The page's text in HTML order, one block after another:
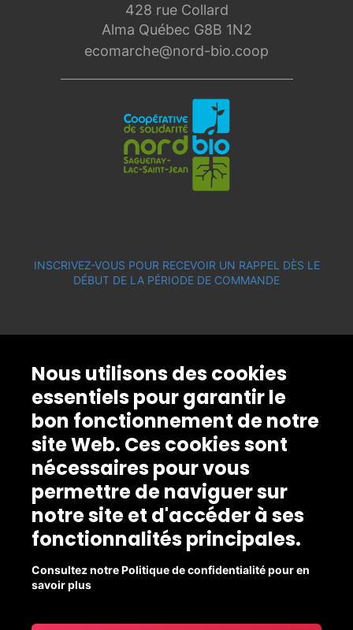
428 rue Collard
Alma Québec G8B 1N2
ecomarche@nord-bio.coop
INSCRIVEZ-VOUS POUR RECEVOIR UN RAPPEL DÈS LE
DÉBUT DE LA PÉRIODE DE COMMANDE
Nous utilisons des cookies
essentiels pour garantir le
bon fonctionnement de notre
site Web. Ces cookies sont
nécessaires pour vous
permettre de naviguer sur
notre site et d'accéder à ses
fonctionnalités principales.
Consultez notre Politique de confidentialité pour en
savoir plus